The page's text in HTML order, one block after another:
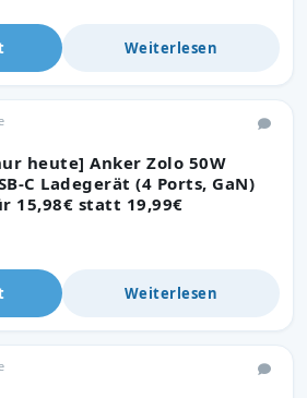
Weiterlesen
heute] Anker Zolo 50W
C Ladegerät (4 Ports, GaN)
15,98€ statt 19,99€
Weiterlesen